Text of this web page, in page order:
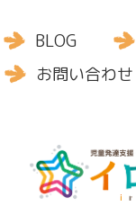
BLOG
お問い合わ